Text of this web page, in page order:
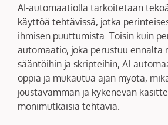
AI-automaatiolla tarkoitetaan
käyttöä tehtävissä, jotka
ihmisen puuttumista. Toisin kuin
automaatio, joka perustuu ennalta
sääntöihin ja skripteihin, AI-
oppia ja mukautua ajan myötä,
joustavamman ja kykenevän
monimutkaisia tehtäviä.